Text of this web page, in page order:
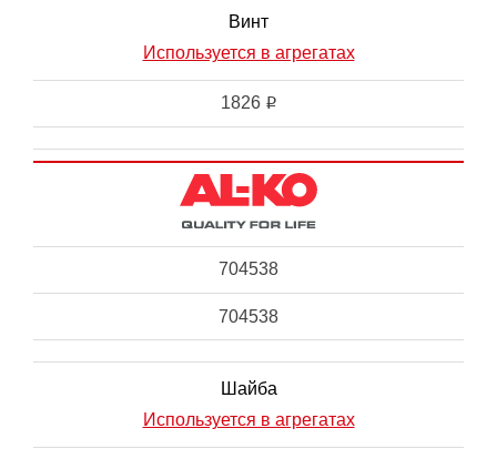
Винт
Используется в агрегатах
1826 i
704538
704538
Шайба
Используется в агрегатах